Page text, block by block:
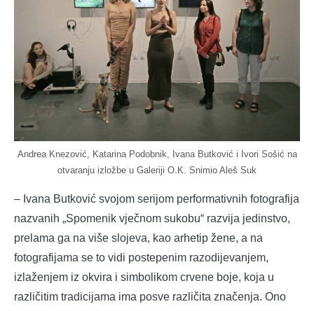
Andrea Knezović, Katarina Podobnik, Ivana Butković i Ivori Sošić na
otvaranju izložbe u Galeriji O.K. Snimio Aleš Suk
– Ivana Butković svojom serijom performativnih fotografija
nazvanih „Spomenik vječnom sukobu“ razvija jedinstvo,
prelama ga na više slojeva, kao arhetip žene, a na
fotografijama se to vidi postepenim razodijevanjem,
izlaženjem iz okvira i simbolikom crvene boje, koja u
različitim tradicijama ima posve različita značenja. Ono